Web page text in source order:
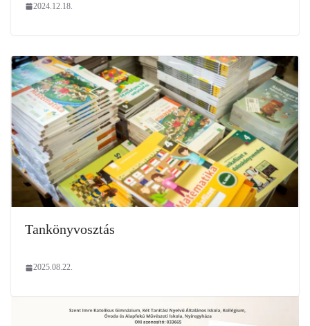
2024.12.18.
Tankönyvosztás
2025.08.22.